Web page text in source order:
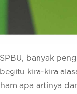
banyak
begitu kira-kira
apa artinya